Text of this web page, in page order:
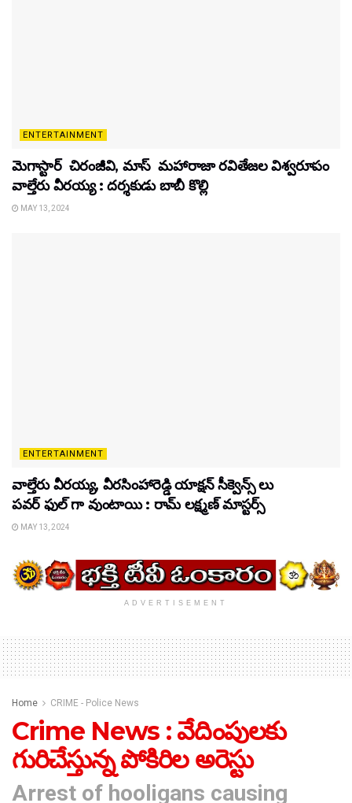
ENTERTAINMENT
మెగాస్టార్ చిరంజీవి, మాస్ మహారాజా రవితేజల విశ్వరూపం
వాల్తేరు వీరయ్య : దర్శకుడు బాబీ కొల్లి
MAY 13, 2024
ENTERTAINMENT
వాల్తేరు వీరయ్య, వీరసింహారెడ్డి యాక్షన్ సీక్వెన్స్ లు
పవర్ ఫుల్ గా వుంటాయి : రామ్ లక్ష్మణ్ మాస్టర్స్
MAY 13, 2024
ADVERTISEMENT
Home CRIME - Police News
Crime News : వేదింపులకు
గురిచేస్తున్న పోకిరిల అరెస్టు
Arrest of hooligans causing